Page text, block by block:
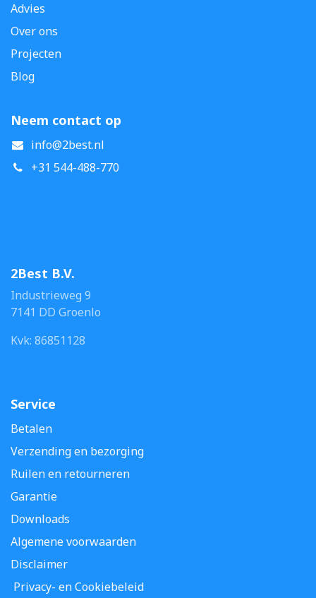
Advies
Over ons
Projecten
Blog
Neem contact op
info@2best.nl
+31 544-488-770
2Best B.V.
Industrieweg 9
7141 DD Groenlo
Kvk: 86851128
Service
Betalen
Verzending en bezorging
Ruilen en retourneren
Garantie
Downloads
Algemene voorwaarden
Disclaimer
Privacy- en Cookiebeleid